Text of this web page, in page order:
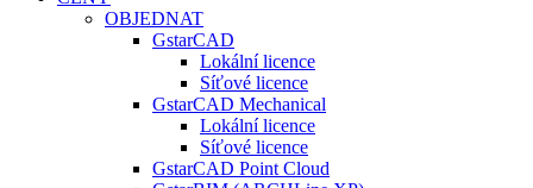
OBJEDNAT
GstarCAD
Lokální licence
Síťové licence
GstarCAD Mechanical
Lokální licence
Síťové licence
GstarCAD Point Cloud